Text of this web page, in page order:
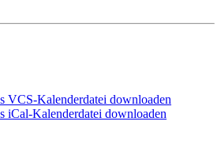
VCS-Kalenderdatei downloaden
iCal-Kalenderdatei downloaden